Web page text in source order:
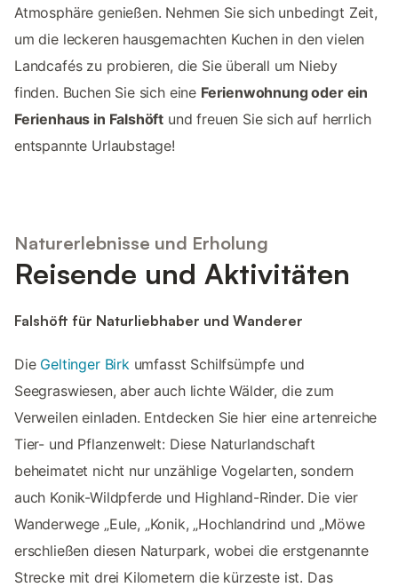
Atmosphäre genießen. Nehmen Sie sich unbedingt Zeit,
um die leckeren hausgemachten Kuchen in den vielen
Landcafés zu probieren, die Sie überall um Nieby
finden. Buchen Sie sich eine Ferienwohnung oder ein
Ferienhaus in Falshöft und freuen Sie sich auf herrlich
entspannte Urlaubstage!
Naturerlebnisse und Erholung
Reisende und Aktivitäten
Falshöft für Naturliebhaber und Wanderer
Die Geltinger Birk umfasst Schilfsümpfe und
Seegraswiesen, aber auch lichte Wälder, die zum
Verweilen einladen. Entdecken Sie hier eine artenreiche
Tier- und Pflanzenwelt: Diese Naturlandschaft
beheimatet nicht nur unzählige Vogelarten, sondern
auch Konik-Wildpferde und Highland-Rinder. Die vier
Wanderwege „Eule, „Konik, „Hochlandrind und „Möwe
erschließen diesen Naturpark, wobei die erstgenannte
Strecke mit drei Kilometern die kürzeste ist. Das